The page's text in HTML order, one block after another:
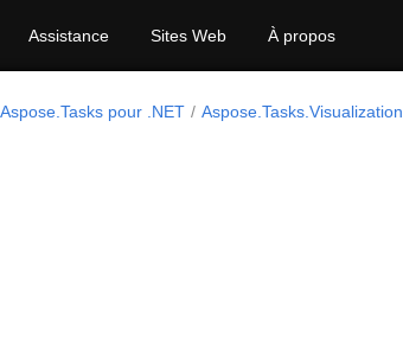
Assistance Sites Web À propos
Aspose.Tasks pour .NET Aspose.Tasks.Visualization